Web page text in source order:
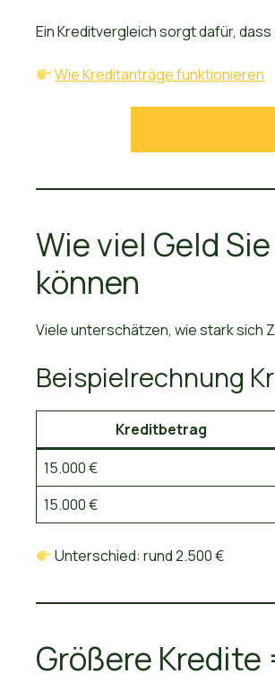
Ein Kreditvergleich sorgt dafür,
Wie Kreditanträge funktionieren
Wie viel Geld
können
Viele unterschätzen, wie stark sich
Beispielrechnung
Kreditbetrag
15.000 €
15.000 €
Unterschied: rund 2.500 €
Größere Kredite